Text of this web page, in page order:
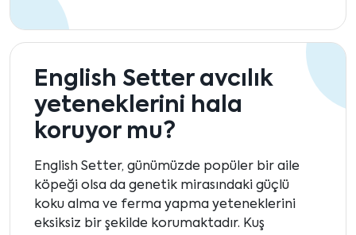
English Setter avcılık
yeteneklerini hala
koruyor mu?
English Setter, günümüzde popüler bir aile
köpeği olsa da genetik mirasındaki güçlü
koku alma ve ferma yapma yeteneklerini
eksiksiz bir şekilde korumaktadır. Kuş